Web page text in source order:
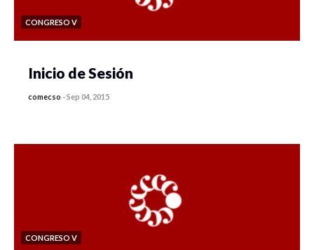
CONGRESO V
Inicio de Sesión
comecso -Sep 04, 2015
CONGRESO V